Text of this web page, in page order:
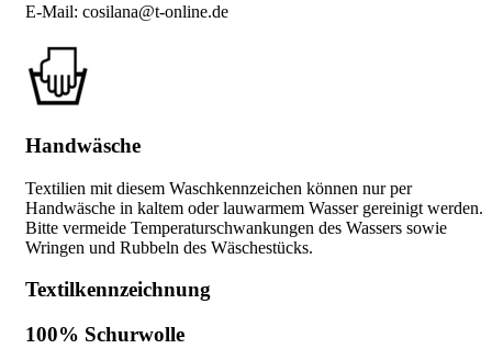
E-Mail: cosilana@t-online.de
Handwäsche
Textilien mit diesem Waschkennzeichen können nur per
Handwäsche in kaltem oder lauwarmem Wasser gereinigt werden.
Bitte vermeide Temperaturschwankungen des Wassers sowie
Wringen und Rubbeln des Wäschestücks.
Textilkennzeichnung
100% Schurwolle